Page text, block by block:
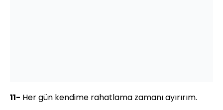
11- Her gün kendime rahatlama zamanı ayırırım.